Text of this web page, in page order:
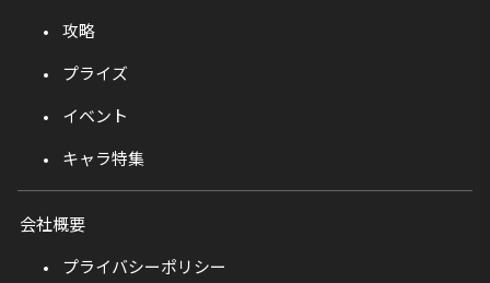
攻略
プライズ
イベント
キャラ特集
会社概要
プライバシーポリシー